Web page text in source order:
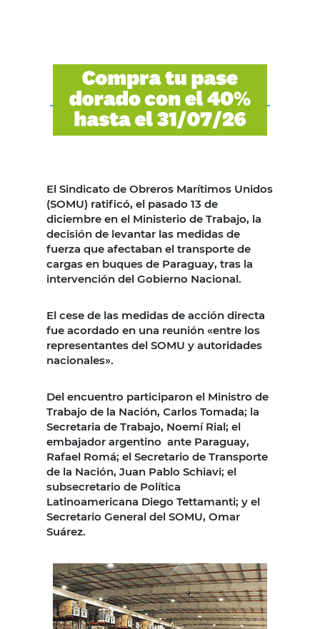
El Sindicato de Obreros Marítimos Unidos
(SOMU) ratificó, el pasado 13 de
diciembre en el Ministerio de Trabajo, la
decisión de levantar las medidas de
fuerza que afectaban el transporte de
cargas en buques de Paraguay, tras la
intervención del Gobierno Nacional.
El cese de las medidas de acción directa
fue acordado en una reunión «entre los
representantes del SOMU y autoridades
nacionales».
Del encuentro participaron el Ministro de
Trabajo de la Nación, Carlos Tomada; la
Secretaria de Trabajo, Noemí Rial; el
embajador argentino ante Paraguay,
Rafael Romá; el Secretario de Transporte
de la Nación, Juan Pablo Schiavi; el
subsecretario de Política
Latinoamericana Diego Tettamanti; y el
Secretario General del SOMU, Omar
Suárez.